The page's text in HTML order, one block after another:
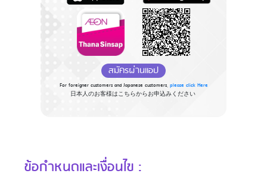
สมัครผ่านแอป
For foreigner customers and Japanese customers, please click Here
日本人のお客様はこちらからお申込みください
ข้อกำหนดและเงื่อนไข :